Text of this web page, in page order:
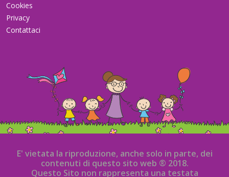
Cookies
Privacy
Contattaci
E' vietata la riproduzione, anche solo in parte, dei
contenuti di questo sito web ® 2018.
Questo Sito non rappresenta una testata